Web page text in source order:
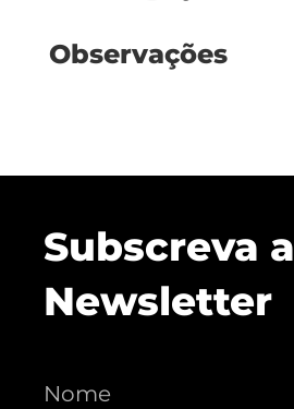
Observações
Subscreva a
Newsletter